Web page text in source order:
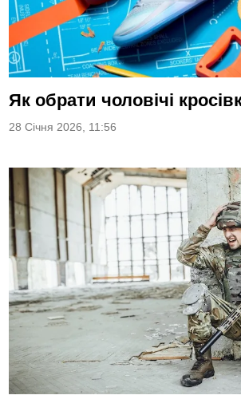
Як обрати чоловічі
28 Січня 2026, 11:56